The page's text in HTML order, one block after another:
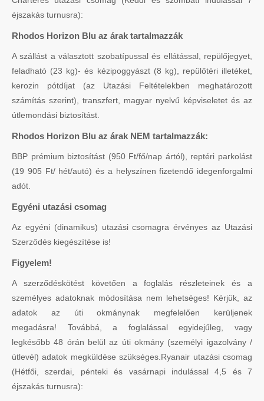
éjszakás turnusra):
Rhodos Horizon Blu az árak tartalmazzák
A szállást a választott szobatípussal és ellátással, repülőjegyet,
feladható (23 kg)- és kézipoggyászt (8 kg), repülőtéri illetéket,
kerozin pótdíjat (az Utazási Feltételekben meghatározott
számítás szerint), transzfert, magyar nyelvű képviseletet és az
útlemondási biztosítást.
Rhodos Horizon Blu az árak NEM tartalmazzák:
BBP prémium biztosítást (950 Ft/fő/nap ártól), reptéri parkolást
(19 905 Ft/ hét/autó) és a helyszínen fizetendő idegenforgalmi
adót.
Egyéni utazási csomag
Az egyéni (dinamikus) utazási csomagra érvényes az Utazási
Szerződés kiegészítése is!
Figyelem!
A szerződéskötést követően a foglalás részleteinek és a
személyes adatoknak módosítása nem lehetséges! Kérjük, az
adatok az úti okmánynak megfelelően kerüljenek
megadásra! Továbbá, a foglalással egyidejűleg, vagy
legkésőbb 48 órán belül az úti okmány (személyi igazolvány /
útlevél) adatok megküldése szükséges.Ryanair utazási csomag
(Hétfői, szerdai, pénteki és vasárnapi indulással 4,5 és 7
éjszakás turnusra):